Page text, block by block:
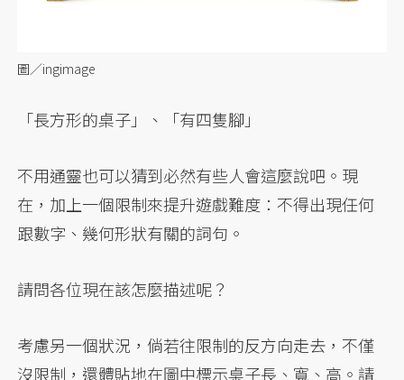
圖／ingimage
「長方形的桌子」、「有四隻腳」
不用通靈也可以猜到必然有些人會這麼說吧。現
在，加上一個限制來提升遊戲難度：不得出現任何
跟數字、幾何形狀有關的詞句。
請問各位現在該怎麼描述呢？
考慮另一個狀況，倘若往限制的反方向走去，不僅
沒限制，還體貼地在圖中標示桌子長、寬、高。請